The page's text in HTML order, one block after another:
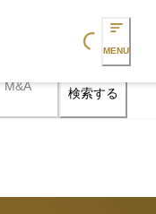
Loading...
MENU
M&A 検索する